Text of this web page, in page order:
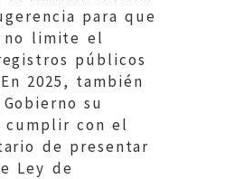
para que
no limite el
públicos
2025, también
su
cumplir con el
de presentar
Ley de